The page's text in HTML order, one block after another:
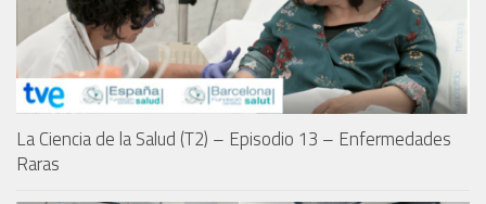
La Ciencia de la Salud (T2) – Episodio 13 – Enfermedades
Raras